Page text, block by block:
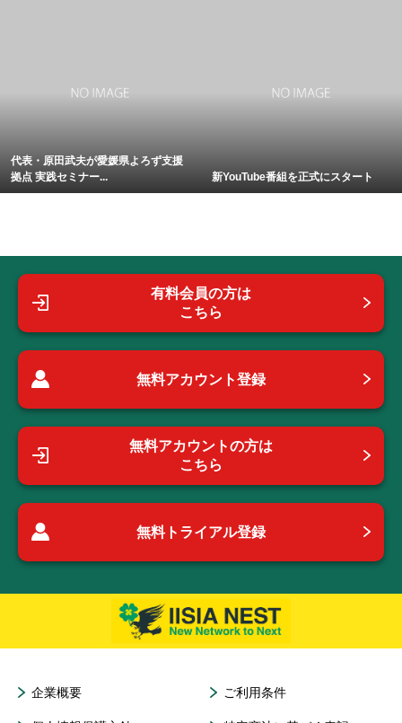
代表・原田武夫が愛媛県よろず支援
拠点 実践セミナー...
新YouTube番組を正式にスタート
有料会員の方は
こちら
無料アカウント登録
無料アカウントの方は
こちら
無料トライアル登録
企業概要 ご利用条件